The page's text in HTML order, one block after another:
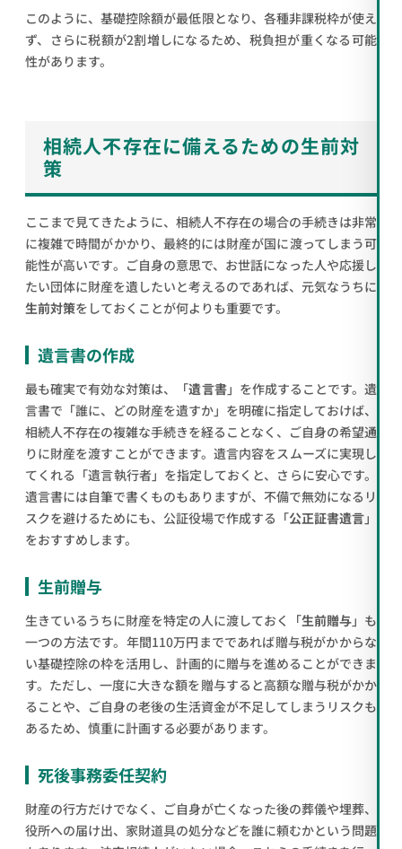
このように、基礎控除額が最低限となり、各種非課税枠が使え
ず、さらに税額が2割増しになるため、税負担が重くなる可能
性があります。
相続人不存在に備えるための生前対
策
ここまで見てきたように、相続人不存在の場合の手続きは非常
に複雑で時間がかかり、最終的には財産が国に渡ってしまう可
能性が高いです。ご自身の意思で、お世話になった人や応援し
たい団体に財産を遺したいと考えるのであれば、元気なうちに
生前対策をしておくことが何よりも重要です。
遺言書の作成
最も確実で有効な対策は、「遺言書」を作成することです。遺
言書で「誰に、どの財産を遺すか」を明確に指定しておけば、
相続人不存在の複雑な手続きを経ることなく、ご自身の希望通
りに財産を渡すことができます。遺言内容をスムーズに実現し
てくれる「遺言執行者」を指定しておくと、さらに安心です。
遺言書には自筆で書くものもありますが、不備で無効になるリ
スクを避けるためにも、公証役場で作成する「公正証書遺言」
をおすすめします。
生前贈与
生きているうちに財産を特定の人に渡しておく「生前贈与」も
一つの方法です。年間110万円までであれば贈与税がかからな
い基礎控除の枠を活用し、計画的に贈与を進めることができま
す。ただし、一度に大きな額を贈与すると高額な贈与税がかか
ることや、ご自身の老後の生活資金が不足してしまうリスクも
あるため、慎重に計画する必要があります。
死後事務委任契約
財産の行方だけでなく、ご自身が亡くなった後の葬儀や埋葬、
役所への届け出、家財道具の処分などを誰に頼むかという問題